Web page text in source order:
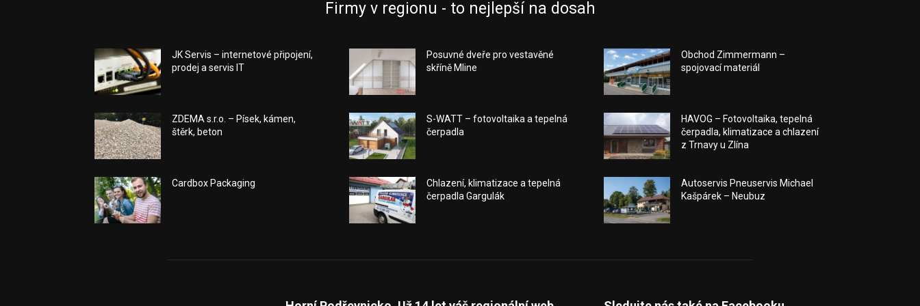
Firmy v regionu - to nejlepší na dosah
JK Servis – internetové připojení,
prodej a servis IT
ZDEMA s.r.o. – Písek, kámen,
štěrk, beton
Cardbox Packaging
Posuvné dveře pro vestavěné
skříně Mline
S-WATT – fotovoltaika a tepelná
čerpadla
Chlazení, klimatizace a tepelná
čerpadla Gargulák
Obchod Zimmermann –
spojovací materiál
HAVOG – Fotovoltaika, tepelná
čerpadla, klimatizace a chlazení
z Trnavy u Zlína
Autoservis Pneuservis Michael
Kašpárek – Neubuz